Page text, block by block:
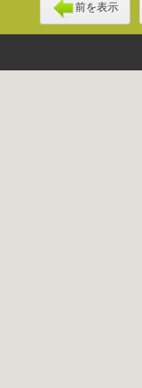
前を表示